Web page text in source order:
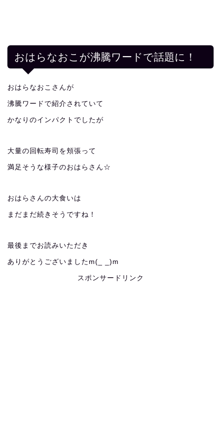
おはらなおこが沸騰ワードで話題に！
おはらなおこさんが
沸騰ワードで紹介されていて
かなりのインパクトでしたが
大量の回転寿司を頬張って
満足そうな様子のおはらさん☆
おはらさんの大食いは
まだまだ続きそうですね！
最後までお読みいただき
ありがとうございましたm(_ _)m
スポンサードリンク